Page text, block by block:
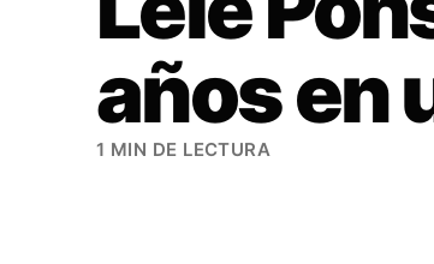
años en
1 MIN DE LECTURA